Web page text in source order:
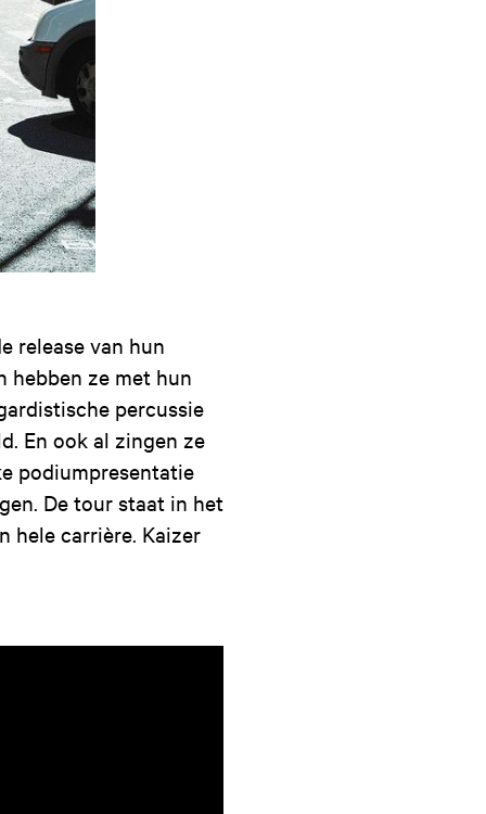
release van hun
hebben ze met hun
percussie
En ook al zingen ze
podiumpresentatie
De tour staat in het
hele carrière. Kaizer